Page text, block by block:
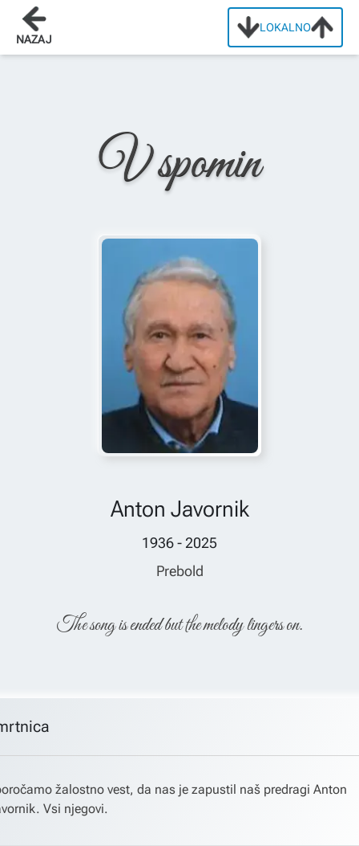
LOKALNO
NAZAJ
Domov
V spomin
Anton Javornik
1936 - 2025
Prebold
The song is ended but the melody lingers on.
žalostno vest, da nas je zapustil naš predragi Anton
Vsi njegovi.